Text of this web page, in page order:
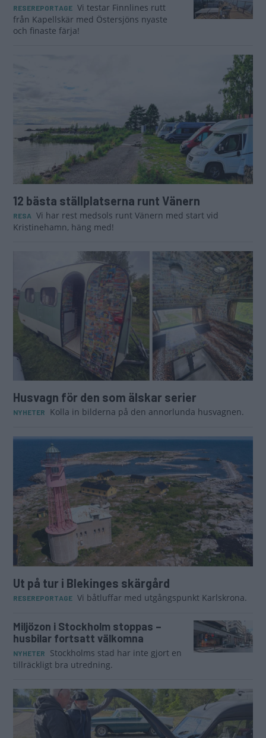
RESEREPORTAGE Vi testar Finnlines rutt
från Kapellskär med Östersjöns nyaste
och finaste färja!
12 bästa ställplatserna runt Vänern
RESA
Vi har rest medsols runt Vänern med start vid
Kristinehamn, häng med!
Husvagn för den som älskar serier
NYHETER Kolla in bilderna på den annorlunda husvagnen.
Ut på tur i Blekinges skärgård
RESEREPORTAGE Vi båtluffar med utgångspunkt Karlskrona.
Miljözon i Stockholm stoppas –
husbilar fortsatt välkomna
NYHETER
Stockholms stad har inte gjort en
tillräckligt bra utredning.